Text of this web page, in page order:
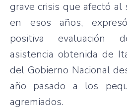
grave crisis que afectó al
en esos años, expresó
positiva
evaluación
asistencia obtenida de
del Gobierno Nacional
año pasado a los
agremiados.